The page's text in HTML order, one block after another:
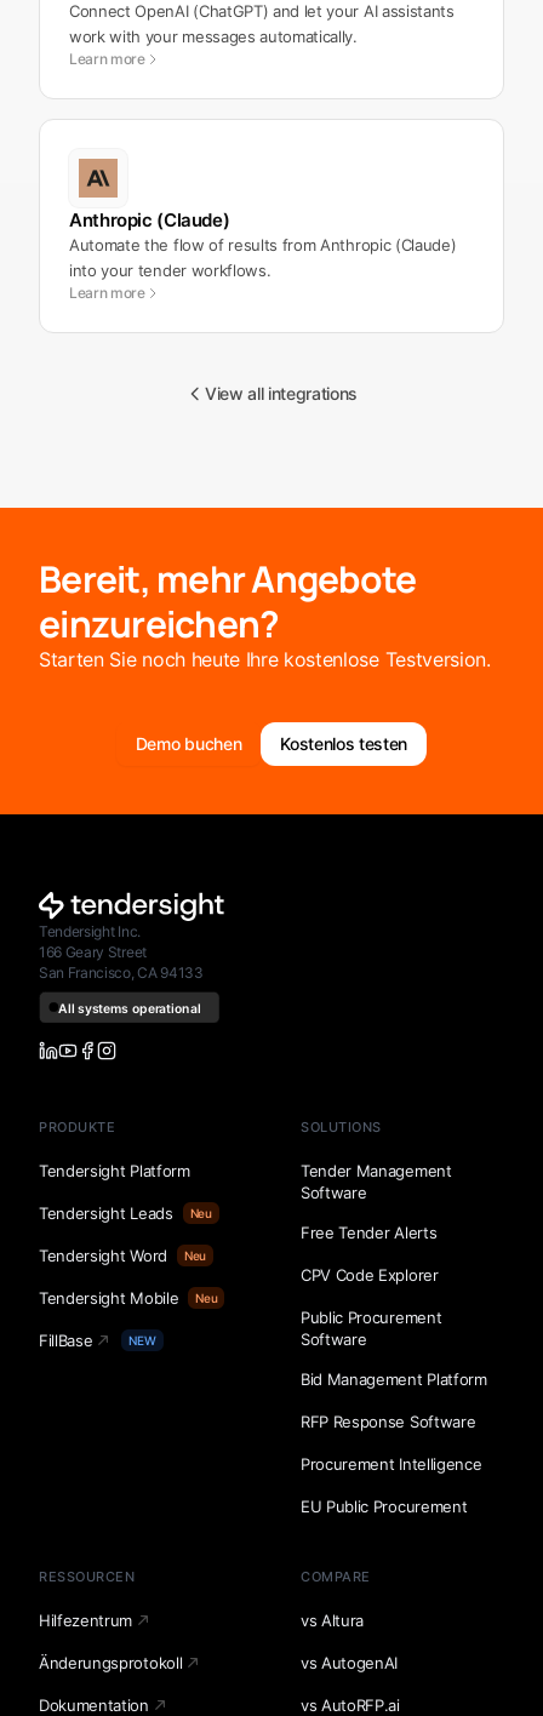
Connect OpenAI (ChatGPT) and let your AI assistants
work with your messages automatically.
Learn more
Anthropic (Claude)
Automate the flow of results from Anthropic (Claude)
into your tender workflows.
Learn more
View all integrations
Bereit, mehr Angebote
einzureichen?
Starten Sie noch heute Ihre kostenlose Testversion.
Demo buchen Kostenlos testen
Tendersight Inc.
166 Geary Street
San Francisco, CA 94133
PRODUKTE
Tendersight Platform
Tendersight Leads Neu
Tendersight Word Neu
Tendersight Mobile Neu
FillBase NEW
SOLUTIONS
Tender Management
Software
Free Tender Alerts
CPV Code Explorer
Public Procurement
Software
Bid Management Platform
RFP Response Software
Procurement Intelligence
EU Public Procurement
RESSOURCEN
Hilfezentrum
Änderungsprotokoll
Dokumentation
COMPARE
vs Altura
vs AutogenAI
vs AutoRFP.ai